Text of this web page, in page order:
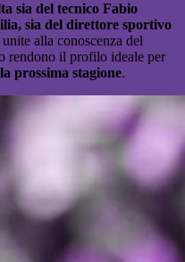
sia del tecnico Fabio
sia del direttore sportivo
alla conoscenza del
rendono il profilo ideale per
prossima stagione.